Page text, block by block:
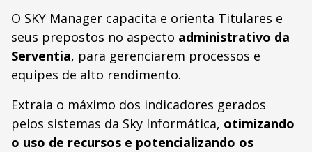
O SKY Manager capacita e orienta Titulares e
seus prepostos no aspecto administrativo da
Serventia, para gerenciarem processos e
equipes de alto rendimento.
Extraia o máximo dos indicadores gerados
pelos sistemas da Sky Informática, otimizando
o uso de recursos e potencializando os